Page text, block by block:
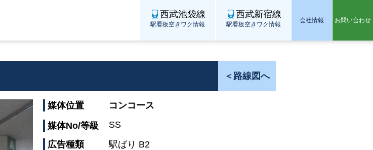
会社情報 お問い合わせ
西武池袋線
駅看板空きワク情報
西武新宿線
駅看板空きワク情報
＜路線図へ
媒体位置
コンコース
媒体No/等級
SS
広告種類
駅ばり B2